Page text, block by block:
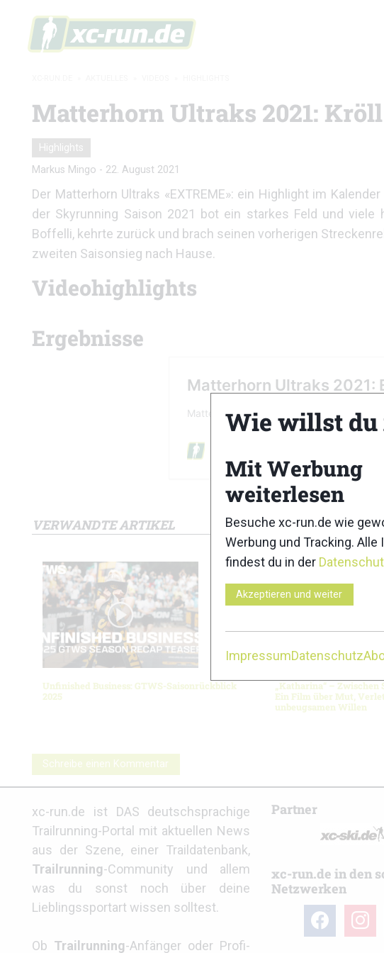
Matterhorn Ultraks 2021:
Highlights
Markus Mingo - 22. August 2021
Der Matterhorn Ultraks «EXTREME»: ein Highlight im
der Skyrunning Saison 2021 bot ein starkes Feld und viele
Boffelli, kehrte zurück und brach seinen vorherigen
zweiten Saisonsieg nach Hause.
Videohighlights
Ergebnisse
VERWANDTE ARTIKEL
Unfinished Business: GTWS-Saisonrückblick
2025
„Katharina“ –
Ein Film über Mut,
unbeugsamen Willen
Schreibe einen Kommentar
xc-run.de ist DAS deutschsprachige
Trailrunning-Portal mit aktuellen News
aus der Szene, einer Traildatenbank,
Trailrunning-Community und allem
was du sonst noch über deine
Lieblingssportart wissen solltest.
Ob Trailrunning-Anfänger oder Profi-
Partner
xc-run.de in den
Netzwerken
facebook
Wie willst du
Mit Werbung
weiterlesen
Besuche xc-run.de wie
Werbung und Tracking. Alle
findest du in der
Akzeptieren und weiter
ImpressumDatenschutz